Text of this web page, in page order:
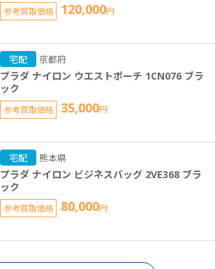
参考買取価格 120,000円
宅配 京都府
プラダ ナイロン ウエストポーチ 1CN076 ブラ
ック
参考買取価格 35,000円
宅配 熊本県
プラダ ナイロン ビジネスバッグ 2VE368 ブラ
ック
参考買取価格 80,000円